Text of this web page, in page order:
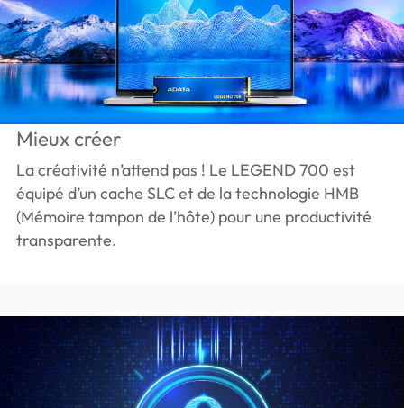
Mieux créer
La créativité n’attend pas ! Le LEGEND 700 est
équipé d’un cache SLC et de la technologie HMB
(Mémoire tampon de l’hôte) pour une productivité
transparente.